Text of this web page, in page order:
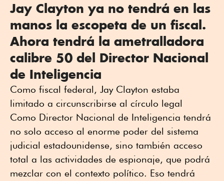
Jay Clayton ya no tendrá en las
manos la escopeta de un fiscal.
Ahora tendrá la ametralladora
calibre 50 del Director Nacional
de Inteligencia
Como fiscal federal, Jay Clayton estaba
limitado a circunscribirse al círculo legal
Como Director Nacional de Inteligencia tendrá
no solo acceso al enorme poder del sistema
judicial estadounidense, sino también acceso
total a las actividades de espionaje, que podrá
mezclar con el contexto político. Eso tendrá